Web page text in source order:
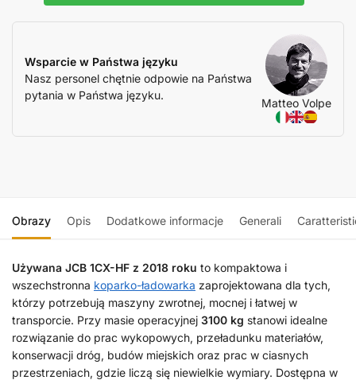
Wsparcie w Państwa języku
Nasz personel chętnie odpowie na Państwa
pytania w Państwa języku.
Matteo Volpe
Obrazy Opis Dodatkowe informacje Generali
Używana JCB 1CX-HF z 2018 roku to kompaktowa i
wszechstronna koparko-ładowarka zaprojektowana dla tych,
którzy potrzebują maszyny zwrotnej, mocnej i łatwej w
transporcie. Przy masie operacyjnej 3100 kg stanowi idealne
rozwiązanie do prac wykopowych, przeładunku materiałów,
konserwacji dróg, budów miejskich oraz prac w ciasnych
przestrzeniach, gdzie liczą się niewielkie wymiary. Dostępna w